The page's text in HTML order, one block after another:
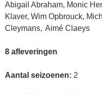
Abigail Abraham, Monic
Klaver, Wim Opbrouck,
Cleymans, Aimé Claeys
8 afleveringen
Aantal seizoenen: 2